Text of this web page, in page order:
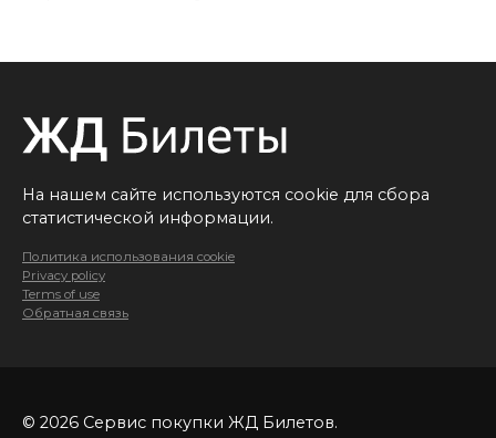
На нашем сайте используются cookie для сбора
статистической информации.
Политика использования cookie
Privacy policy
Terms of use
Обратная связь
© 2026 Сервис покупки ЖД Билетов.